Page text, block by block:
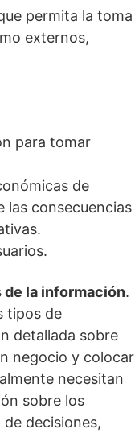
permita la toma
externos,
para tomar
de
las consecuencias
de la información.
tipos de
detallada sobre
negocio y colocar
necesitan
sobre los
decisiones,